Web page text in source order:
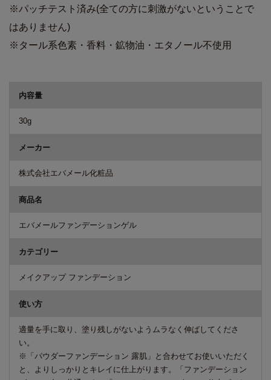
※パッチテスト済み(全ての方に刺激がないということで
はありません)
※タール系色素・香料・鉱物油・エタノール不使用
内容量
30g
メーカー
株式会社エバメール化粧品
商品名
エバメールファンデーションゲル
カテゴリー
メイクアップ ファンデーション
使い方
適量を手に取り、塗り残しがないようムラなく伸ばしてくださ
い。
※「パウダーファンデーション 露肌」と合わせてお使いいただく
と、よりしっかりとキレイに仕上がります。「ファンデーション